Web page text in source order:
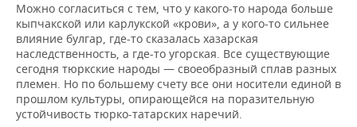
Можно согласиться с тем, что у какого-то народа больше
кыпчакской или карлукской «крови», а у кого-то сильнее
влияние булгар, где-то сказалась хазарская
наследственность, а где-то угорская. Все существующие
сегодня тюркские народы — своеобразный сплав разных
племен. Но по большему счету все они носители единой в
прошлом культуры, опирающейся на поразительную
устойчивость тюрко-татарских наречий.